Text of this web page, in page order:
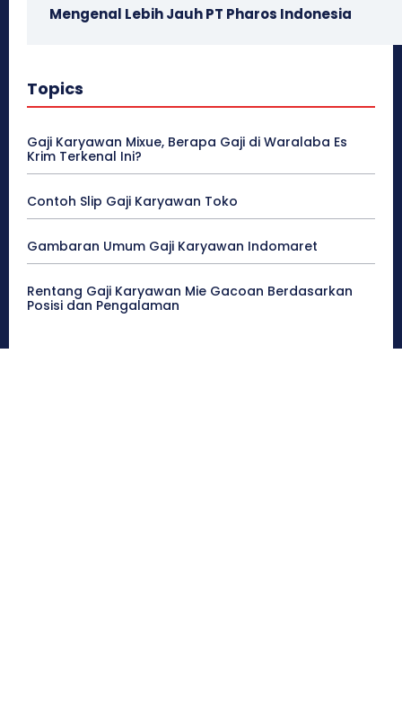
Mengenal Lebih Jauh PT Pharos Indonesia
Topics
Gaji Karyawan Mixue, Berapa Gaji di Waralaba Es
Krim Terkenal Ini?
Contoh Slip Gaji Karyawan Toko
Gambaran Umum Gaji Karyawan Indomaret
Rentang Gaji Karyawan Mie Gacoan Berdasarkan
Posisi dan Pengalaman